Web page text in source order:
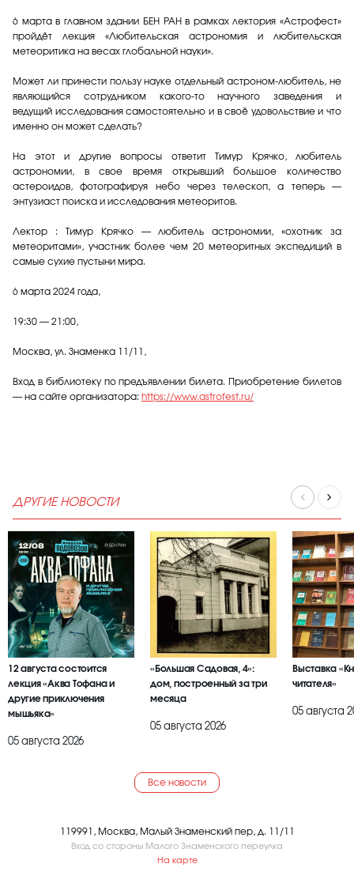
6 марта в главном здании БЕН РАН в рамках лектория «Астрофест»
пройдёт лекция «Любительская астрономия и любительская
метеоритика на весах глобальной науки».
Может ли принести пользу науке отдельный астроном-любитель, не
являющийся сотрудником какого-то научного заведения и
ведущий исследования самостоятельно и в своё удовольствие и что
именно он может сделать?
На этот и другие вопросы ответит Тимур Крячко, любитель
астрономии, в свое время открывший большое количество
астероидов, фотографируя небо через телескоп, а теперь —
энтузиаст поиска и исследования метеоритов.
Лектор : Тимур Крячко — любитель астрономии, «охотник за
метеоритами», участник более чем 20 метеоритных экспедиций в
самые сухие пустыни мира.
6 марта 2024 года,
19:30 — 21:00,
Москва, ул. Знаменка 11/11,
Вход в библиотеку по предъявлении билета. Приобретение билетов
— на сайте организатора: https://www.astrofest.ru/
ДРУГИЕ НОВОСТИ
12 августа состоится
лекция «Аква Тофана и
другие приключения
мышьяка»
05 августа 2026
«Большая Садовая, 4»:
дом, построенный за три
месяца
05 августа 2026
Выставка
читателя»
05 августа
Все новости
119991, Москва, Малый Знаменский пер, д. 11/11
Вход со стороны Малого Знаменского переулка
На карте